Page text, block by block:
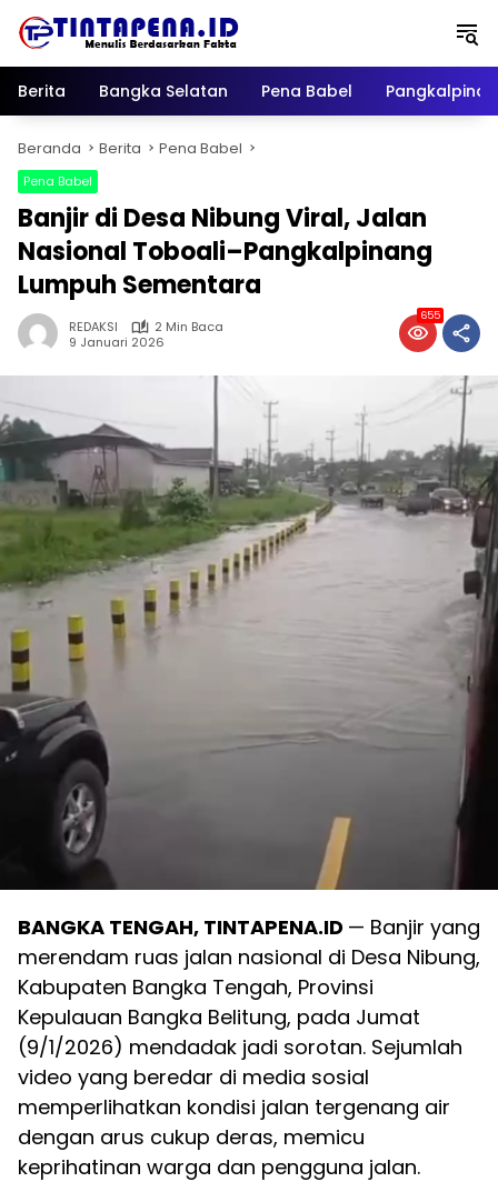
Berita
Bangka Selatan Pena Babel
Beranda Berita Pena Babel
Pena Babel
Banjir di Desa Nibung Viral, Jalan
Nasional Toboali–Pangkalpinang
Lumpuh Sementara
REDAKSI
2 Min Baca
9 Januari 2026
655
BANGKA TENGAH, TINTAPENA.ID — Banjir yang
merendam ruas jalan nasional di Desa Nibung,
Kabupaten Bangka Tengah, Provinsi
Kepulauan Bangka Belitung, pada Jumat
(9/1/2026) mendadak jadi sorotan. Sejumlah
video yang beredar di media sosial
memperlihatkan kondisi jalan tergenang air
dengan arus cukup deras, memicu
keprihatinan warga dan pengguna jalan.